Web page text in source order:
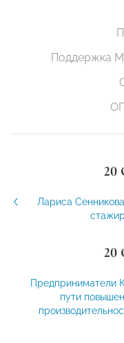
Поддержка
20
Лариса
20
Предприниматели
пути